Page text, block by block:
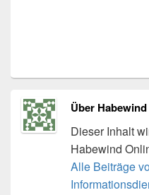
Über
Dieser Inhalt
Habewind
Alle Beiträge